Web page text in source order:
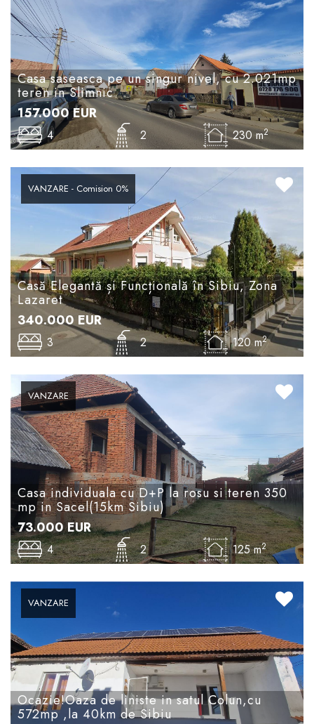
Casa saseasca pe un singur nivel, cu 2.021mp
teren in Slimnic
157.000EUR
4 2 230 m2
VANZARE - Comision 0%
Casă Elegantă și Funcțională în Sibiu, Zona
Lazaret
340.000 EUR
3 2 120 m2
VANZARE
Casa individuala cu D+P la rosu si teren 350
mp in Sacel(15km Sibiu)
73.000EUR
4 2 125 m2
VANZARE
Ocazie!Oaza de liniste in satul Colun,cu
572mp ,la 40km de Sibiu